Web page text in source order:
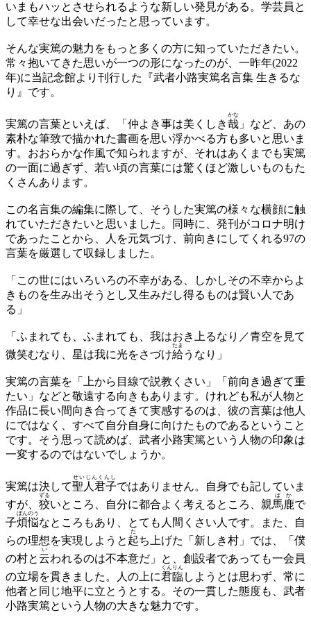
いまもハッとさせられるような新しい発見がある。学芸員と
して幸せな出会いだったと思っています。
そんな実篤の魅力をもっと多くの方に知っていただきたい。
常々抱いてきた思いが一つの形になったのが、一昨年(2022
年)に当記念館より刊行した『武者小路実篤名言集 生きるな
り』です。
実篤の言葉といえば、「仲よき事は美くしき哉
かな
」など、あの
素朴な筆致で描かれた書画を思い浮かべる方も多いと思いま
す。おおらかな作風で知られますが、それはあくまでも実篤
の一面に過ぎず、若い頃の言葉には驚くほど激しいものもた
くさんあります。
この名言集の編集に際して、そうした実篤の様々な横顔に触
れていただきたいと思いました。同時に、発刊がコロナ明け
であったことから、人を元気づけ、前向きにしてくれる97の
言葉を厳選して収録しました。
「この世にはいろいろの不幸がある、しかしその不幸からよ
きものを生み出そうとし又生みだし得るものは賢い人であ
る」
「ふまれても、ふまれても、我はおき上るなり／青空を見て
微笑むなり、星は我に光をさづけ給
たま
うなり」
実篤の言葉を「上から目線で説教くさい」「前向き過ぎて重
たい」などと敬遠する向きもあります。けれども私が人物と
作品に長い間向き合ってきて実感するのは、彼の言葉は他人
にではなく、すべて自分自身に向けたものであるということ
です。そう思って読めば、武者小路実篤という人物の印象は
一変するのではないでしょうか。
実篤は決して聖人君子
せいじんくんし
ではありません。自身でも記していま
すが、 狡
ずる
いところ、自分に都合よく考えるところ、親馬鹿
ばか
で
子煩悩
ぼんのう
なところもあり、とても人間くさい人です。また、自
らの理想を実現しようと 起
た
ち上げた「新しき村」では、「僕
の村と云
い
われるのは不本意だ」と、創設者であっても一会員
の立場を貫きました。人の上に君臨
くんりん
しようとは思わず、常に
他者と同じ地平に立とうとする。その一貫した態度も、武者
小路実篤という人物の大きな魅力です。